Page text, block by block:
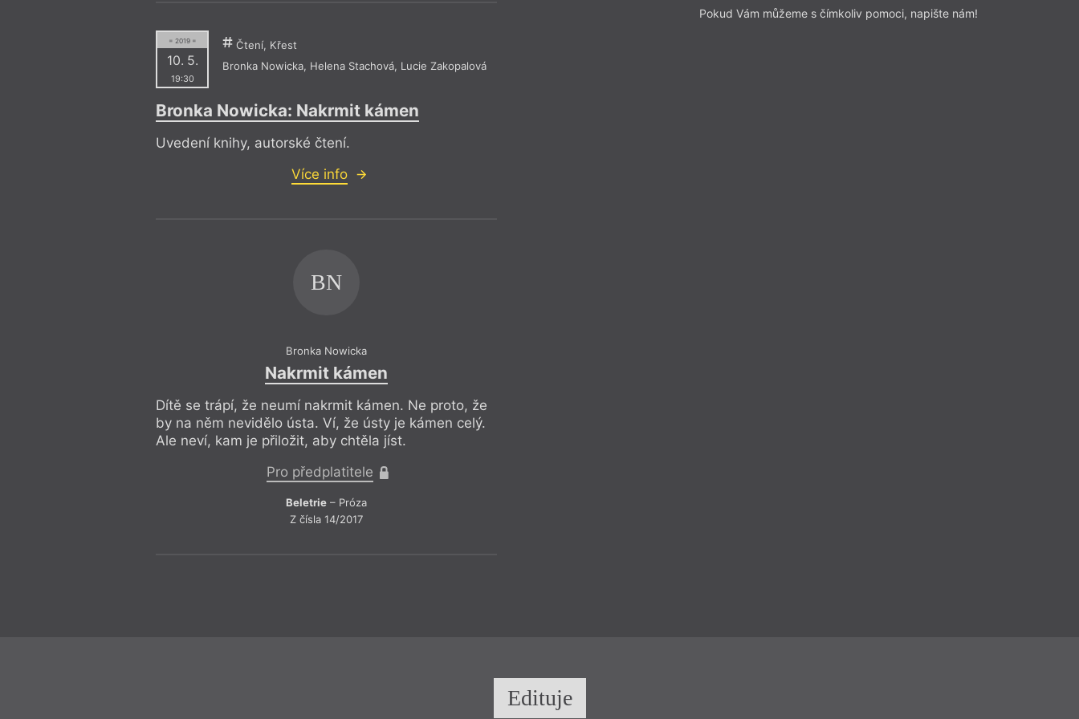
= 2019 =
10. 5.
19:30
Čtení, Křest
Bronka Nowicka, Helena Stachová, Lucie Zakopalová
Bronka Nowicka: Nakrmit kámen
Uvedení knihy, autorské čtení.
Více info
BN
Bronka Nowicka
Nakrmit kámen
Dítě se trápí, že neumí nakrmit kámen. Ne proto, že
by na něm nevidělo ústa. Ví, že ústy je kámen celý.
Ale neví, kam je přiložit, aby chtěla jíst.
Pro předplatitele
Beletrie – Próza
Z čísla 14/2017
Pokud Vám můžeme s čímkoliv pomoci, napište nám!
Edituje